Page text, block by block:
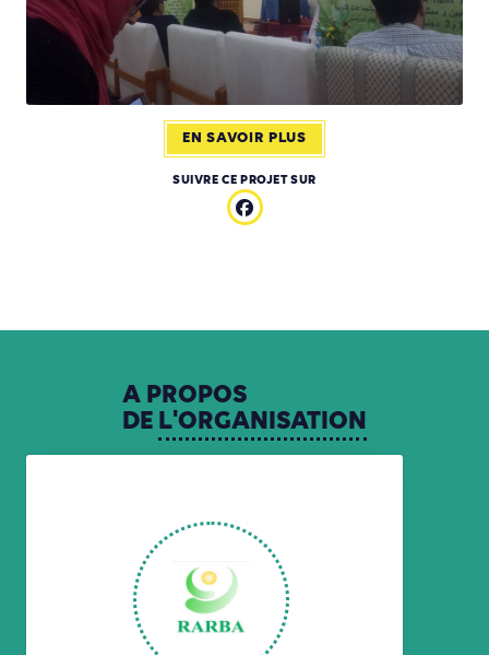
EN SAVOIR PLUS
SUIVRE CE PROJET SUR
A PROPOS
DE L'ORGANISATION